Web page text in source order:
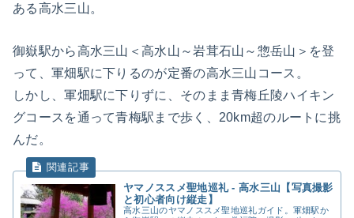
ある高水三山。
御嶽駅から高水三山＜高水山～岩茸石山～惣岳山＞を登
って、軍畑駅に下りるのが定番の高水三山コース。
しかし、軍畑駅に下りずに、そのまま青梅丘陵ハイキン
グコースを通って青梅駅まで歩く、20km超のルートに挑
んだ。
ヤマノススメ聖地巡礼 - 高水三山【写真撮影
と初心者向け縦走】
高水三山のヤマノススメ聖地巡礼ガイド。軍畑駅か